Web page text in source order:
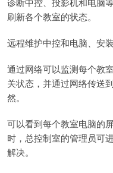
诊断中控、投影机和电脑
刷新各个教室的状态。
远程维护中控和电脑、安装
通过网络可以监测每个教
关状态，并通过网络传送
然。
可以看到每个教室电脑的
时，总控制室的管理员可
解决。